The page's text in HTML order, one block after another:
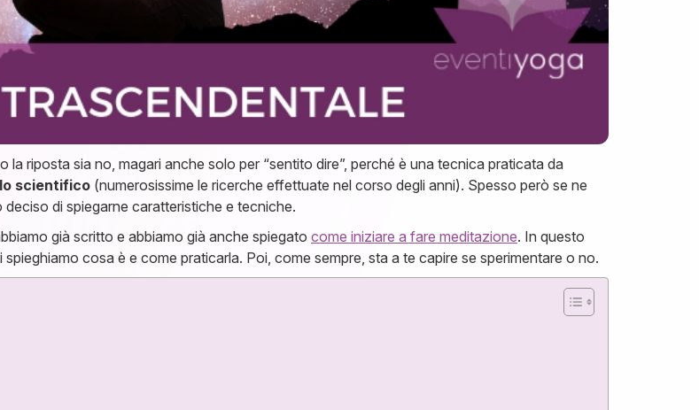
riposta sia no, magari anche solo per “sentito dire”, perché è una tecnica praticata da
scientifico (numerosissime le ricerche effettuate nel corso degli anni). Spesso però se ne
di spiegarne caratteristiche e tecniche.
già scritto e abbiamo già anche spiegato come iniziare a fare meditazione. In questo
cosa è e come praticarla. Poi, come sempre, sta a te capire se sperimentare o no.